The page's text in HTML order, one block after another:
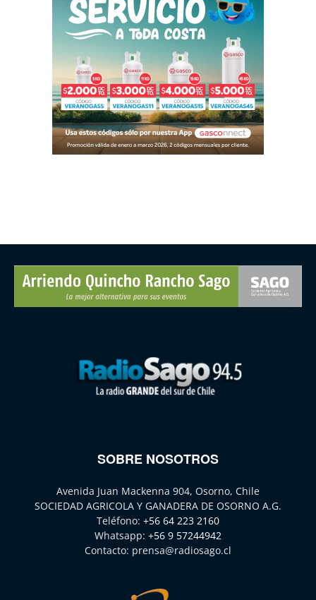
SOBRE NOSOTROS
Avenida Juan Mackenna 904, Osorno, Chile
SOCIEDAD AGRICOLA Y GANADERA DE OSORNO A.G.
Teléfono: +56 64 223 2160
Whatsapp: +56 9 57244942
Contacto: prensa@radiosago.cl